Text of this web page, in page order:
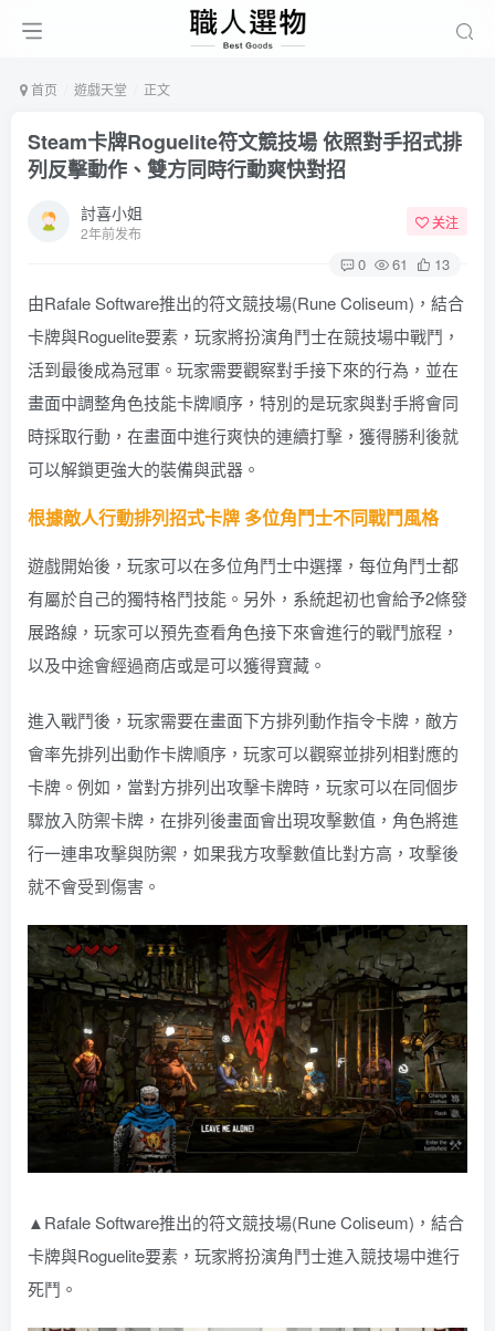
首页 遊戲天堂 正文
Steam卡牌Roguelite符文競技場 依照對手招式排
列反擊動作、雙方同時行動爽快對招
討喜小姐
2年前发布
关注
0 61 13
由Rafale Software推出的符文競技場(Rune Coliseum)，結合
卡牌與Roguelite要素，玩家將扮演角鬥士在競技場中戰鬥，
活到最後成為冠軍。玩家需要觀察對手接下來的行為，並在
畫面中調整角色技能卡牌順序，特別的是玩家與對手將會同
時採取行動，在畫面中進行爽快的連續打擊，獲得勝利後就
可以解鎖更強大的裝備與武器。
根據敵人行動排列招式卡牌 多位角鬥士不同戰鬥風格
遊戲開始後，玩家可以在多位角鬥士中選擇，每位角鬥士都
有屬於自己的獨特格鬥技能。另外，系統起初也會給予2條發
展路線，玩家可以預先查看角色接下來會進行的戰鬥旅程，
以及中途會經過商店或是可以獲得寶藏。
進入戰鬥後，玩家需要在畫面下方排列動作指令卡牌，敵方
會率先排列出動作卡牌順序，玩家可以觀察並排列相對應的
卡牌。例如，當對方排列出攻擊卡牌時，玩家可以在同個步
驟放入防禦卡牌，在排列後畫面會出現攻擊數值，角色將進
行一連串攻擊與防禦，如果我方攻擊數值比對方高，攻擊後
就不會受到傷害。
▲Rafale Software推出的符文競技場(Rune Coliseum)，結合
卡牌與Roguelite要素，玩家將扮演角鬥士進入競技場中進行
死鬥。